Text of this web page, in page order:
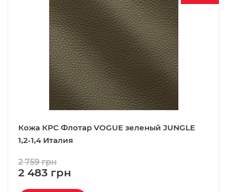
Кожа КРС Флотар VOGUE зеленый JUNGLE
1,2-1,4 Италия
2 483 грн
2 759 грн